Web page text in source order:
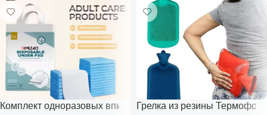
Комплект одноразовых впитывающих пленок для одеял из
Грелка из резины Термофор